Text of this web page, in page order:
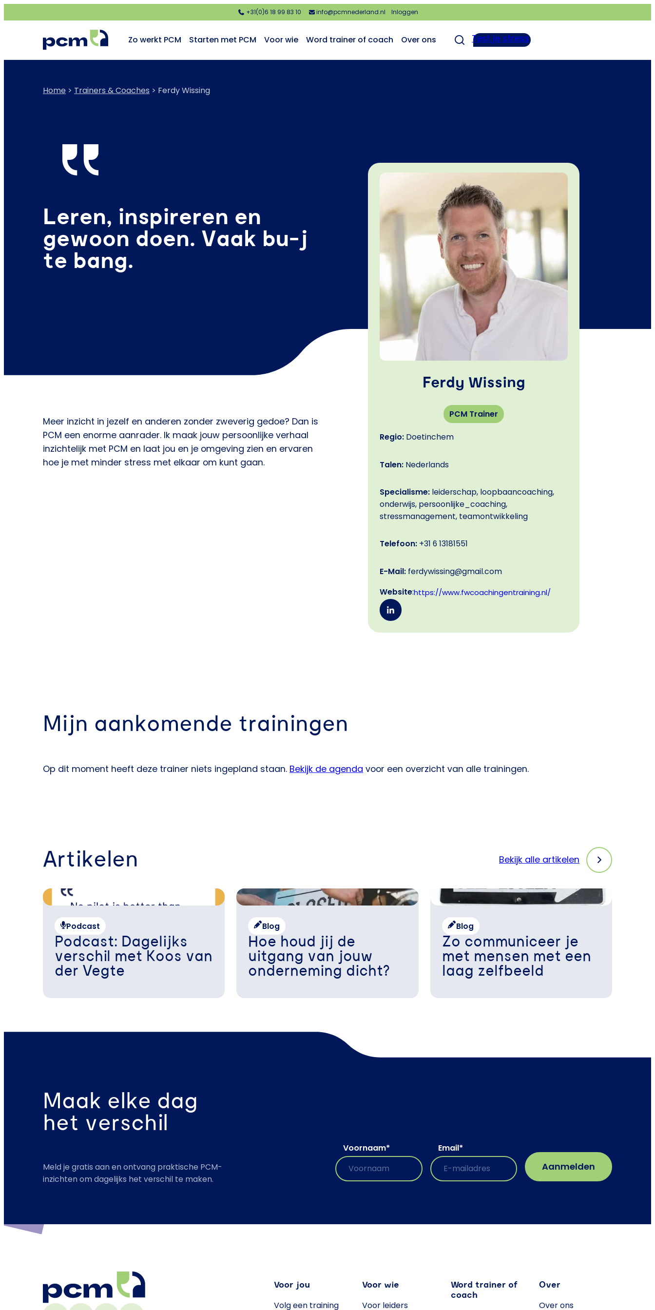
+31(0)6 18 99 83 10 info@pcmnederland.nl Inloggen
Zo werkt PCM Starten met PCM Voor wie Word trainer of coach Over ons Test je stress
Home > Trainers & Coaches > Ferdy Wissing
Leren, inspireren en
gewoon doen. Vaak bu-j
te bang.
Meer inzicht in jezelf en anderen zonder zweverig gedoe? Dan is
PCM een enorme aanrader. Ik maak jouw persoonlijke verhaal
inzichtelijk met PCM en laat jou en je omgeving zien en ervaren
hoe je met minder stress met elkaar om kunt gaan.
Ferdy Wissing
PCM Trainer
Regio: Doetinchem
Talen: Nederlands
Specialisme: leiderschap, loopbaancoaching,
onderwijs, persoonlijke_coaching,
stressmanagement, teamontwikkeling
Telefoon: +31 6 13181551
E-Mail: ferdywissing@gmail.com
Website:https://www.fwcoachingentraining.nl/
Mijn aankomende trainingen
Op dit moment heeft deze trainer niets ingepland staan. Bekijk de agenda voor een overzicht van alle trainingen.
Artikelen Bekijk alle artikelen
Podcast
Podcast: Dagelijks
verschil met Koos van
der Vegte
Blog
Hoe houd jij de
uitgang van jouw
onderneming dicht?
Blog
Zo communiceer je
met mensen met een
laag zelfbeeld
Maak elke dag
het verschil
Meld je gratis aan en ontvang praktische PCM-
inzichten om dagelijks het verschil te maken.
Voornaam* Email*
Voor jou
Volg een training
Voor wie
Voor leiders
Word trainer of
coach
Over
Over ons